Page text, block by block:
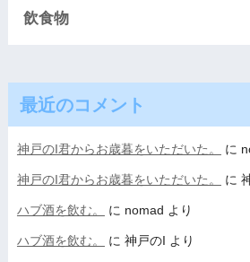
飲食物
最近のコメント
神戸のI君からお歳暮をいただいた。 に
神戸のI君からお歳暮をいただいた。 に
ハブ酒を飲む。 に nomad より
ハブ酒を飲む。 に 神戸のI より